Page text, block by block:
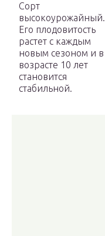
Сорт
высокоурожайный.
Его плодовитость
растет с каждым
новым сезоном и в
возрасте 10 лет
становится
стабильной.